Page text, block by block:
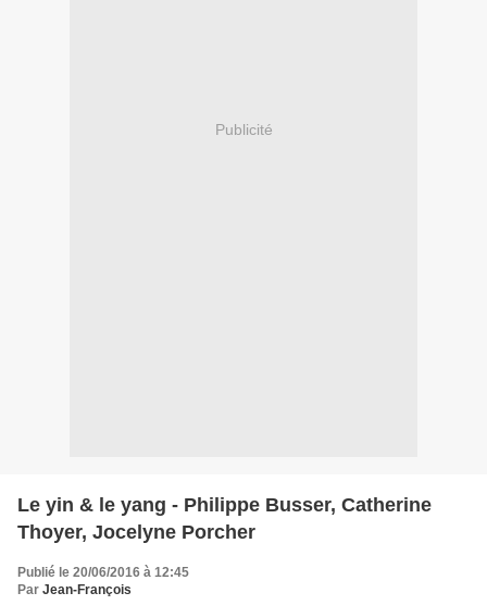
Publicité
Le yin & le yang - Philippe Busser, Catherine
Thoyer, Jocelyne Porcher
Publié le 20/06/2016 à 12:45
Par Jean-François